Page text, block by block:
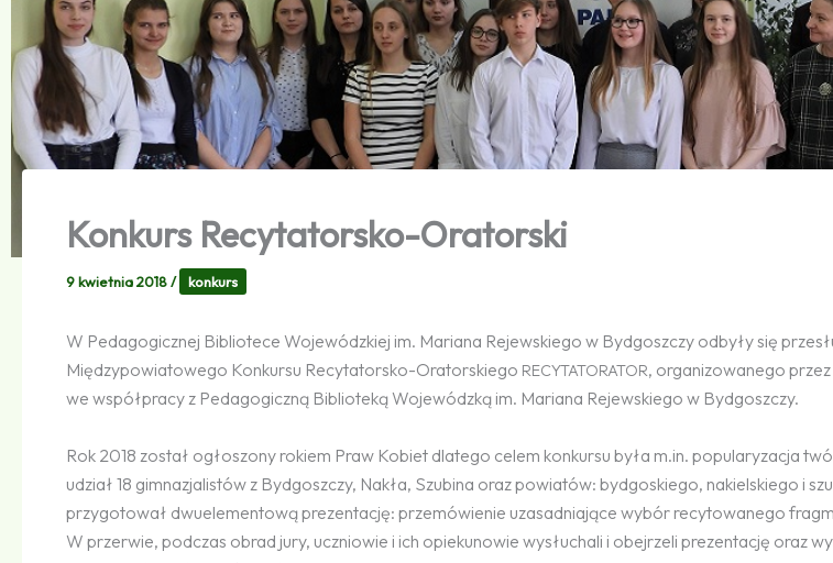
Konkurs Recytatorsko-Oratorski
9 kwietnia 2018/ konkurs
W Pedagogicznej Bibliotece Wojewódzkiej im. Mariana Rejewskiego w Bydgoszczy odbyły się
Międzypowiatowego Konkursu Recytatorsko-Oratorskiego RECYTATORATOR, organizowanego
we współpracy z Pedagogiczną Biblioteką Wojewódzką im. Mariana Rejewskiego w Bydgoszczy.
Rok 2018 został ogłoszony rokiem Praw Kobiet dlatego celem konkursu była m.in. popularyzacja
udział 18 gimnazjalistów z Bydgoszczy, Nakła, Szubina oraz powiatów: bydgoskiego, nakielskiego i
przygotował dwuelementową prezentację: przemówienie uzasadniające wybór recytowanego
W przerwie, podczas obrad jury, uczniowie i ich opiekunowie wysłuchali i obejrzeli prezentację oraz